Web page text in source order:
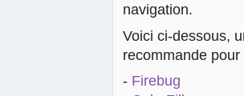
navigation.
Voici ci-dessous,
recommande
- Firebug